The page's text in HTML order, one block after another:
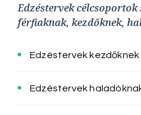
Edzéstervek célcsoportok
férfiaknak, kezdőknek,
Edzéstervek kezdőknek
Edzéstervek